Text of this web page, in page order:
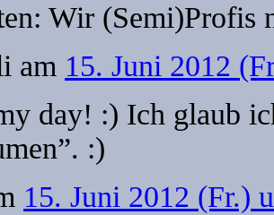
Wir (Semi)Profis
am 15. Juni 2012
day! :) Ich glaub
:)
15. Juni 2012 (Fr.)